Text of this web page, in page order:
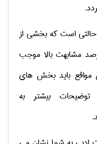
حالتی است که بخشی از
مشابهت بالا موجب
مواقع باید بخش های
توضیحات بیشتر به